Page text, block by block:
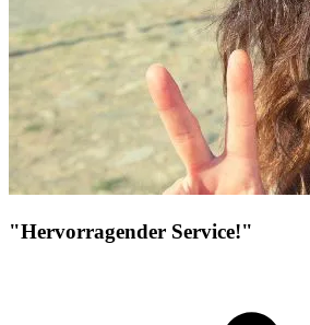
"Hervorragender Service!"